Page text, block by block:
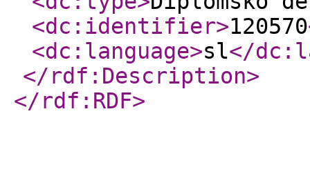
<dc:identifier>120570
<dc:language>sl</
</rdf:Description>
</rdf:RDF>